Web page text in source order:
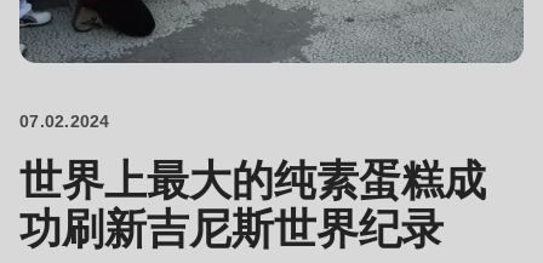
United States · CN
Events
deprecated
in
>Drupal\rondo_contact\
()
(line
592
07.02.2024
世界上最大的纯素蛋糕成
功刷新吉尼斯世界纪录